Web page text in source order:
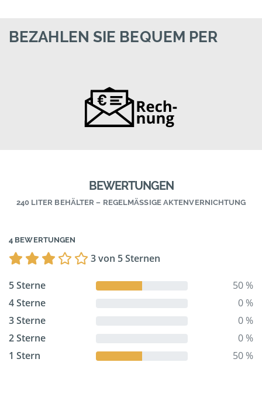
BEZAHLEN SIE BEQUEM PER
BEWERTUNGEN
240 LITER BEHÄLTER – REGELMÄSSIGE AKTENVERNICHTUNG
4 BEWERTUNGEN
3 von 5 Sternen
5 Sterne
50 %
4 Sterne
0 %
3 Sterne
0 %
2 Sterne
0 %
1 Stern
50 %